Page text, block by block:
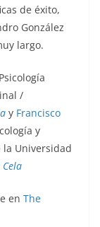
de éxito,
González
largo.
/
y Francisco
y
la Universidad
en The